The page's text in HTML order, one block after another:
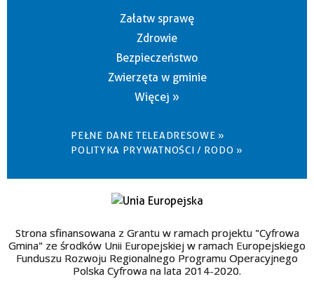
Załatw sprawę
Zdrowie
Bezpieczeństwo
Zwierzęta w gminie
Więcej »
PEŁNE DANE TELEADRESOWE »
POLITYKA PRYWATNOŚCI / RODO »
Strona sfinansowana z Grantu w ramach projektu "Cyfrowa
Gmina" ze środków Unii Europejskiej w ramach Europejskiego
Funduszu Rozwoju Regionalnego Programu Operacyjnego
Polska Cyfrowa na lata 2014-2020.